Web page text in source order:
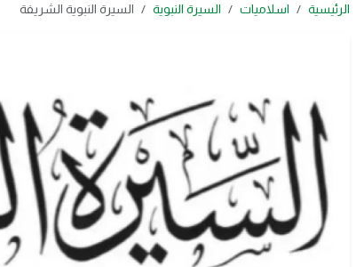
الرئيسية اسلاميات السيرة النبوية السيرة النبوية الشريفة